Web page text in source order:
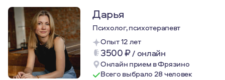
Дарья
Психолог, психотерапевт
Опыт 12 лет
3500₽/ онлайн
Онлайн прием в Фрязино
Всего выбрало 28 человек